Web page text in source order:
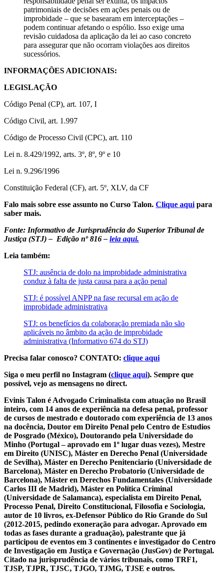
patrimoniais de decisões em ações penais ou de
improbidade – que se basearam em interceptações –
podem continuar afetando o espólio. Isso exige uma
revisão cuidadosa da aplicação da lei ao caso concreto
para assegurar que não ocorram violações aos direitos
sucessórios.
INFORMAÇÕES ADICIONAIS:
LEGISLAÇÃO
Código Penal (CP), art. 107, I
Código Civil, art. 1.997
Código de Processo Civil (CPC), art. 110
Lei n. 8.429/1992, arts. 3º, 8º, 9º e 10
Lei n. 9.296/1996
Constituição Federal (CF), art. 5º, XLV, da CF
Falo mais sobre esse assunto no Curso Talon. Clique aqui para
saber mais.
Fonte: Informativo de Jurisprudência do Superior Tribunal de
Justiça (STJ) – Edição nº 816 – leia aqui.
Leia também:
STJ: ausência de dolo na improbidade administrativa
conduz à falta de justa causa para a ação penal
STJ: é possível ANPP na fase recursal em ação de
improbidade administrativa
STJ: os benefícios da colaboração premiada não são
aplicáveis no âmbito da ação de improbidade
administrativa (Informativo 674 do STJ)
Precisa falar conosco? CONTATO: clique aqui
Siga o meu perfil no Instagram (clique aqui). Sempre que
possível, vejo as mensagens no direct.
Evinis Talon é Advogado Criminalista com atuação no Brasil
inteiro, com 14 anos de experiência na defesa penal, professor
de cursos de mestrado e doutorado com experiência de 13 anos
na docência, Doutor em Direito Penal pelo Centro de Estudios
de Posgrado (México), Doutorando pela Universidade do
Minho (Portugal – aprovado em 1º lugar duas vezes), Mestre
em Direito (UNISC), Máster en Derecho Penal (Universidade
de Sevilha), Máster en Derecho Penitenciario (Universidade de
Barcelona), Máster en Derecho Probatorio (Universidade de
Barcelona), Máster en Derechos Fundamentales (Universidade
Carlos III de Madrid), Máster en Política Criminal
(Universidade de Salamanca), especialista em Direito Penal,
Processo Penal, Direito Constitucional, Filosofia e Sociologia,
autor de 10 livros, ex-Defensor Público do Rio Grande do Sul
(2012-2015, pedindo exoneração para advogar. Aprovado em
todas as fases durante a graduação), palestrante que já
participou de eventos em 3 continentes e investigador do Centro
de Investigação em Justiça e Governação (JusGov) de Portugal.
Citado na jurisprudência de vários tribunais, como TRF1,
TJSP, TJPR, TJSC, TJGO, TJMG, TJSE e outros.